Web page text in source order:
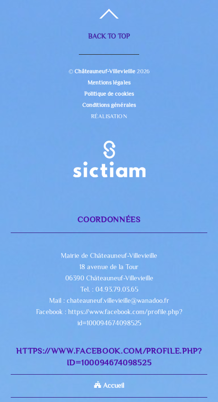
BACK TO TOP
©Châteauneuf-Villevieille 2026
Mentions légales
Politique de cookies
Conditions générales
RÉALISATION
COORDONNÉES
Mairie de Châteauneuf-Villevieille
18 avenue de la Tour
06390 Châteauneuf-Villevieille
Tel. : 04.93.79.03.65
Mail : chateauneuf.villevieille@wanadoo.fr
Facebook : https://www.facebook.com/profile.php?
id=100094674098525
HTTPS://WWW.FACEBOOK.COM/PROFILE.PHP?
ID=100094674098525
Accueil